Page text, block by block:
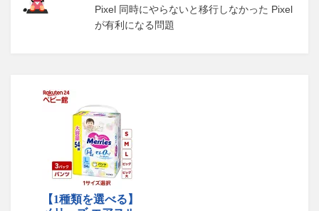
Pixel 同時にやらないと移行しなかった Pixel
が有利になる問題